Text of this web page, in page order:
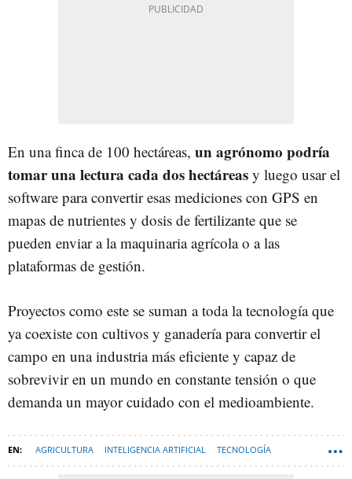
En una finca de 100 hectáreas, un agrónomo podría
tomar una lectura cada dos hectáreas y luego usar el
software para convertir esas mediciones con GPS en
mapas de nutrientes y dosis de fertilizante que se
pueden enviar a la maquinaria agrícola o a las
plataformas de gestión.
Proyectos como este se suman a toda la tecnología que
ya coexiste con cultivos y ganadería para convertir el
campo en una industria más eficiente y capaz de
sobrevivir en un mundo en constante tensión o que
demanda un mayor cuidado con el medioambiente.
AGRICULTURA INTELIGENCIA ARTIFICIAL TECNOLOGÍA